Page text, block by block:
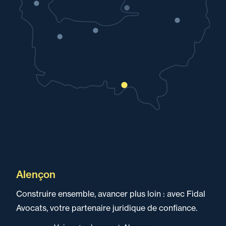
Alençon
Construire ensemble, avancer plus loin : avec Fidal
Avocats, votre partenaire juridique de confiance.